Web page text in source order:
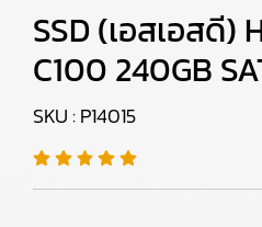
SSD (เอสเอสดี)
C100 240GB
SKU : P14015